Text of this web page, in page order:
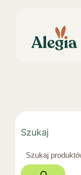
Szukaj